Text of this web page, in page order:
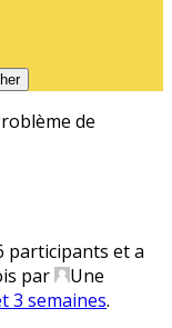
de
participants et a
par
Une
3 semaines.